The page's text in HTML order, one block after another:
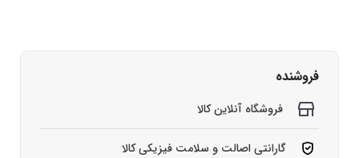
فروشنده
فروشگاه آنلاین کالا
گارانتی اصالت و سلامت فیزیکی کالا